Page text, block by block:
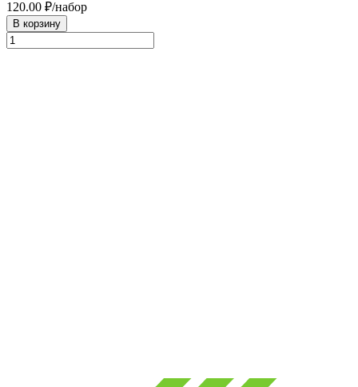
120.00 ₽/набор
В корзину